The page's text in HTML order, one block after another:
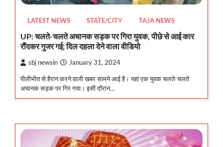
LATEST NEWS STATE/CITY TAJA NEWS
UP: चलते-चलते अचानक सड़क पर गिरा युवक, पीछे से आई कार
रौंदकर गुजर गई; दिल दहला देने वाला वीडियो
sbj newsin January 31, 2024
पीलीभीत से हैरान करने वाली खबर सामने आई है। यहां एक युवक चलते-चलते
अचानक सड़क पर गिर गया। इसी दौरान…